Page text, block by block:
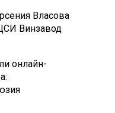
Власова
Винзавод
онлайн-